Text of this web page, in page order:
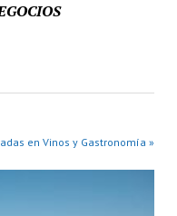
en Vinos y Gastronomía »